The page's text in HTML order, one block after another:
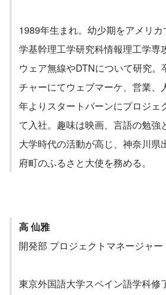
1989年生まれ。幼少期をアメリ
学基幹理工学研究科情報理工学専
ウェア無線やDTNについて研究。
チャーにてウェブマーケ、営業、
年よりスタートバーンにプロジェ
て入社。趣味は映画、言語の勉強
大学時代の活動が高じ、神奈川県
府町のふるさと大使を務める。
高 仙雅
開発部 プロジェクトマネージャー
東京外国語大学スペイン語学科修